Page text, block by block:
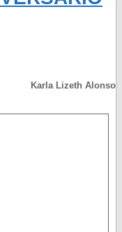
Karla Lizeth Alonso